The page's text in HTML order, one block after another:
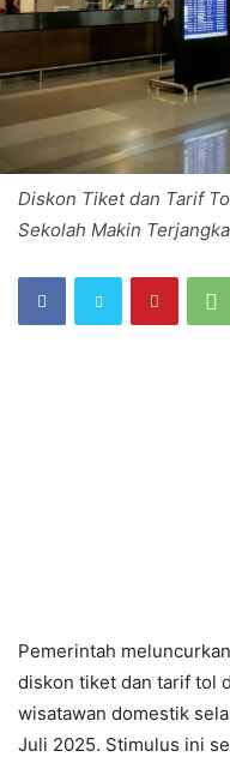
Diskon Tiket dan Tarif
Sekolah Makin
Pemerintah
diskon tiket dan tarif tol
wisatawan domestik
Juli 2025. Stimulus ini